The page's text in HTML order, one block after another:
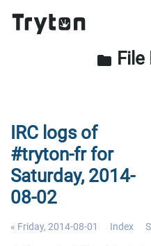
folder
IRC logs of
#tryton-fr for
Saturday, 2014-
08-02
« Friday, 2014-08-01 Index